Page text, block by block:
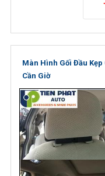
Màn Hình Gối Đầu
Cần Giờ